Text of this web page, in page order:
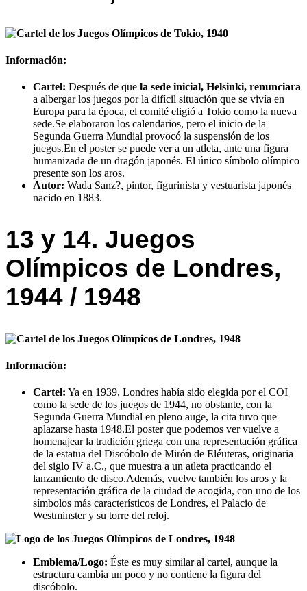
Información:
Cartel: Después de que la sede inicial, Helsinki, renunciara
a albergar los juegos por la difícil situación que se vivía en
Europa para la época, el comité eligió a Tokio como la nueva
sede.Se elaboraron los calendarios, pero el inicio de la
Segunda Guerra Mundial provocó la suspensión de los
juegos.En el poster se puede ver a un atleta, ante una figura
humanizada de un dragón japonés. El único símbolo olímpico
presente son los aros.
Autor: Wada Sanz?, pintor, figurinista y vestuarista japonés
nacido en 1883.
13 y 14. Juegos
Olímpicos de Londres,
1944 / 1948
Información:
Cartel: Ya en 1939, Londres había sido elegida por el COI
como la sede de los juegos de 1944, no obstante, con la
Segunda Guerra Mundial en pleno auge, la cita tuvo que
aplazarse hasta 1948.El poster que podemos ver vuelve a
homenajear la tradición griega con una representación gráfica
de la estatua del Discóbolo de Mirón de Eléuteras, originaria
del siglo IV a.C., que muestra a un atleta practicando el
lanzamiento de disco.Además, vuelve también los aros y la
representación gráfica de la ciudad de acogida, con uno de los
símbolos más característicos de Londres, el Palacio de
Westminster y su torre del reloj.
Emblema/Logo: Éste es muy similar al cartel, aunque la
estructura cambia un poco y no contiene la figura del
discóbolo.